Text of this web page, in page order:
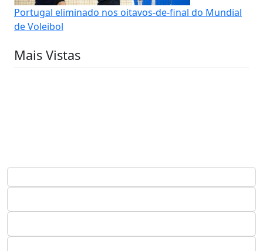
Portugal eliminado nos oitavos-de-final do Mundial
de Voleibol
Mais Vistas